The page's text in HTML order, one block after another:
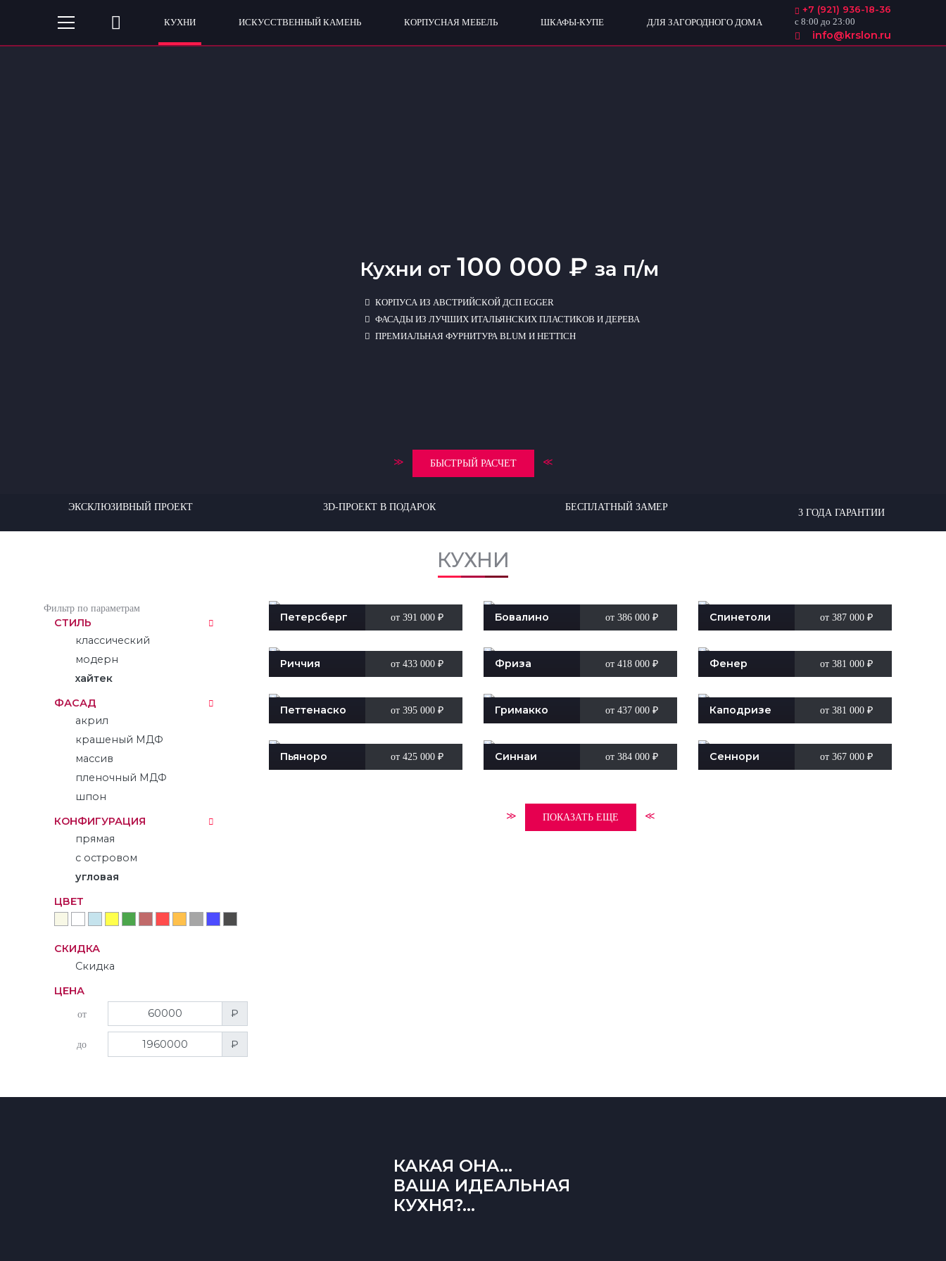
КУХНИ ИСКУССТВЕННЫЙ КАМЕНЬ КОРПУСНАЯ МЕБЕЛЬ ШКАФЫ-КУПЕ ДЛЯ ЗАГОРОДНОГО ДОМА
+7 (921) 936-18-36
с 8:00 до 23:00
info@krslon.ru
Кухни от 100 000 ₽ за п/м
КОРПУСА ИЗ АВСТРИЙСКОЙ ДСП EGGER
ФАСАДЫ ИЗ ЛУЧШИХ ИТАЛЬЯНСКИХ ПЛАСТИКОВ И ДЕРЕВА
ПРЕМИАЛЬНАЯ ФУРНИТУРА BLUM И HETTICH
≫ БЫСТРЫЙ РАСЧЕТ ≪
ЭКСКЛЮЗИВНЫЙ ПРОЕКТ 3D-ПРОЕКТ В ПОДАРОК БЕСПЛАТНЫЙ ЗАМЕР 3 ГОДА ГАРАНТИИ
КУХНИ
Фильтр по параметрам
СТИЛЬ
классический
модерн
хайтек
ФАСАД
акрил
крашеный МДФ
массив
пленочный МДФ
шпон
КОНФИГУРАЦИЯ
прямая
с островом
угловая
ЦВЕТ
СКИДКА
Скидка
ЦЕНА
от
до
₽
₽
Петерсберг от 391 000 ₽ Бовалино от 386 000 ₽ Спинетоли от 387 000 ₽
Риччия от 433 000 ₽ Фриза от 418 000 ₽ Фенер от 381 000 ₽
Петтенаско от 395 000 ₽ Гримакко от 437 000 ₽ Каподризе от 381 000 ₽
Пьяноро от 425 000 ₽ Синнаи от 384 000 ₽ Сеннори от 367 000 ₽
≫ ПОКАЗАТЬ ЕЩЕ ≪
КАКАЯ ОНА...
ВАША ИДЕАЛЬНАЯ
КУХНЯ?...